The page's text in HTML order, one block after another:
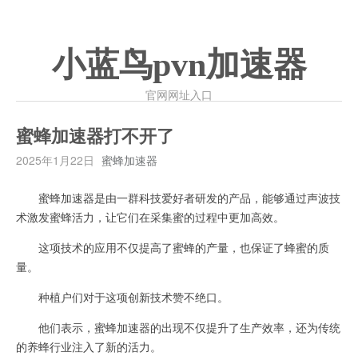
小蓝鸟pvn加速器
官网网址入口
蜜蜂加速器打不开了
2025年1月22日 蜜蜂加速器
蜜蜂加速器是由一群科技爱好者研发的产品，能够通过声波技
术激发蜜蜂活力，让它们在采集蜜的过程中更加高效。
这项技术的应用不仅提高了蜜蜂的产量，也保证了蜂蜜的质
量。
种植户们对于这项创新技术赞不绝口。
他们表示，蜜蜂加速器的出现不仅提升了生产效率，还为传统
的养蜂行业注入了新的活力。